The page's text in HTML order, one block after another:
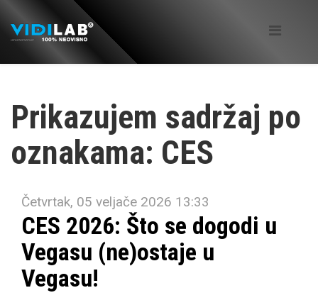
Prikazujem sadržaj po
oznakama: CES
Četvrtak, 05 veljače 2026 13:33
CES 2026: Što se dogodi u
Vegasu (ne)ostaje u
Vegasu!